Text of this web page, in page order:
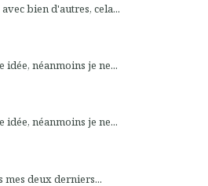
bien d'autres, cela...
néanmoins je ne...
néanmoins je ne...
deux derniers...